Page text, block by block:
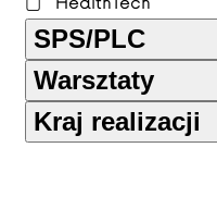
SPS/PLC
Warsztaty
Kraj realizacji